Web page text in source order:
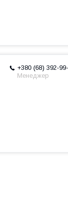
+380 (68) 392-
Менеджер